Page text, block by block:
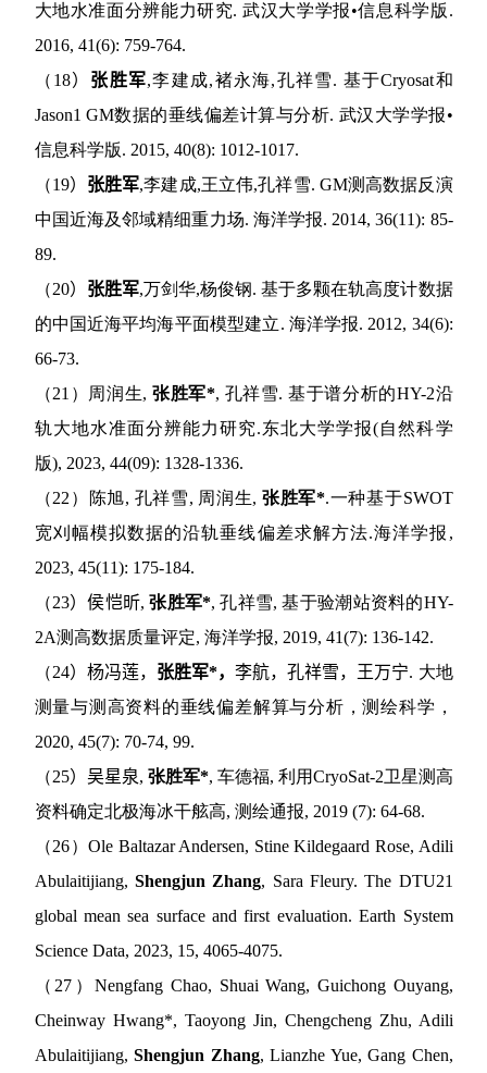
大地水准面分辨能力研究. 武汉大学学报•信息科学版 .
2016, 41(6): 759-764.
（ 18） 张胜军,李建成,褚永海,孔祥雪. 基于Cryosat和
Jason1 GM数据的垂线偏差计算与分析. 武汉大学学报•
信息科学版. 2015, 40(8): 1012-1017.
（19） 张胜军,李建成,王立伟,孔祥雪. GM测高数据反演
中国近海及邻域精细重力场. 海洋学报. 2014, 36(11): 85-
89.
（20） 张胜军,万剑华,杨俊钢.基于多颗在轨高度计数据
的中国近海平均海平面模型建立. 海洋学报. 2012, 34(6):
66-73.
（21 ）周润生, 张胜军*, 孔祥雪.基于谱分析的HY-2沿
轨大地水准面分辨能力研究.东北大学学报(自然科学
版), 2023, 44(09): 1328-1336.
（22 ）陈旭, 孔祥雪, 周润生,张胜军*.一种基于SWOT
宽刈幅模拟数据的沿轨垂线偏差求解方法.海洋学报 ,
2023, 45(11): 175-184.
（23）侯恺昕,张胜军*,孔祥雪,基于验潮站资料的HY-
2A测高数据质量评定, 海洋学报, 2019, 41(7): 136-142.
（24） 杨冯莲， 张胜军*，李航，孔祥雪，王万宁. 大地
测量与测高资料的垂线偏差解算与分析，测绘科学，
2020, 45(7): 70-74, 99.
（25） 吴星泉, 张胜军*, 车德福, 利用CryoSat-2卫星测高
资料确定北极海冰干舷高, 测绘通报, 2019 (7): 64-68.
（26）Ole Baltazar Andersen, Stine Kildegaard Rose, Adili
Abulaitijiang, Shengjun Zhang, Sara Fleury. The DTU21
global mean sea surface and first evaluation. Earth System
Science Data, 2023, 15, 4065-4075.
（ 27 ）Nengfang Chao, Shuai Wang, Guichong Ouyang,
Cheinway Hwang*, Taoyong Jin, Chengcheng Zhu, Adili
Abulaitijiang, Shengjun Zhang, Lianzhe Yue, Gang Chen,